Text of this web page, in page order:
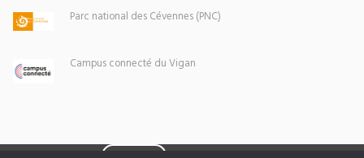
Parc national des Cévennes (PNC)
Campus connecté du Vigan